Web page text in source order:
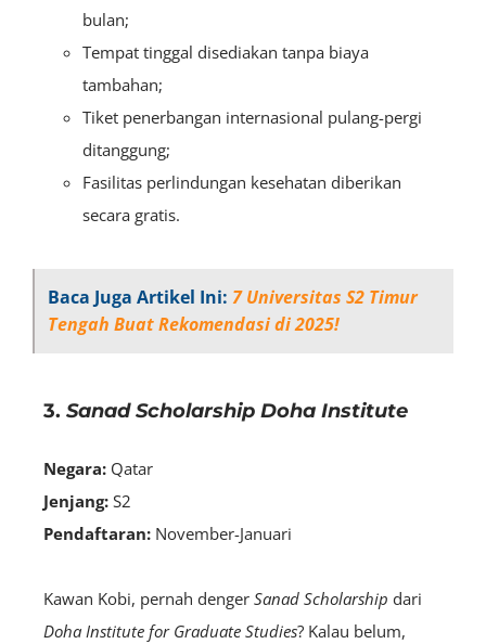
bulan;
Tempat tinggal disediakan tanpa biaya
tambahan;
Tiket penerbangan internasional pulang-pergi
ditanggung;
Fasilitas perlindungan kesehatan diberikan
secara gratis.
Baca Juga Artikel Ini: 7 Universitas S2 Timur
Tengah Buat Rekomendasi di 2025!
3. Sanad Scholarship Doha Institute
Negara: Qatar
Jenjang: S2
Pendaftaran: November-Januari
Kawan Kobi, pernah denger Sanad Scholarship dari
Doha Institute for Graduate Studies? Kalau belum,